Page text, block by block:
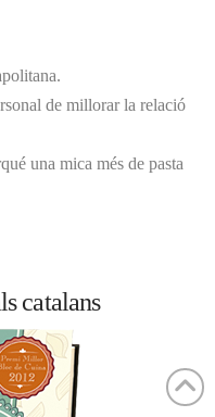
de millorar la relació
una mica més de pasta
catalans